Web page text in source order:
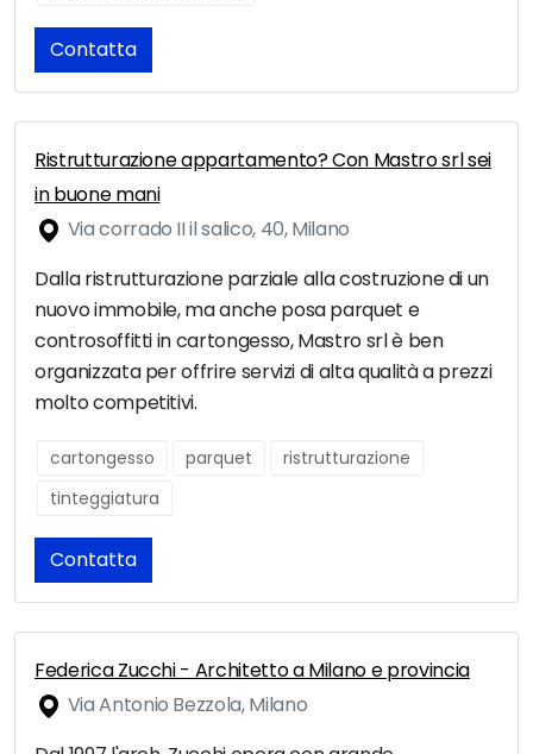
Contatta
Ristrutturazione appartamento? Con Mastro srl sei
in buone mani
Via corrado II il salico, 40, Milano
Dalla ristrutturazione parziale alla costruzione di un
nuovo immobile, ma anche posa parquet e
controsoffitti in cartongesso, Mastro srl è ben
organizzata per offrire servizi di alta qualità a prezzi
molto competitivi.
cartongesso parquet
ristrutturazione
tinteggiatura
Contatta
Federica Zucchi - Architetto a Milano e provincia
Via Antonio Bezzola, Milano